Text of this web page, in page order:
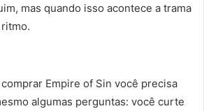
mas quando isso acontece a trama
Empire of Sin você precisa
algumas perguntas: você curte